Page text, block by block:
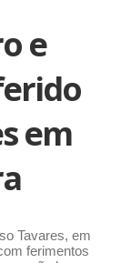
e
em
Tavares, em
ferimentos